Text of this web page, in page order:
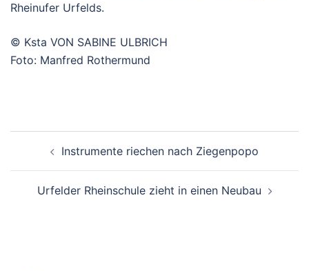
Rheinufer Urfelds.
© Ksta VON SABINE ULBRICH
Foto: Manfred Rothermund
Instrumente riechen nach Ziegenpopo
Urfelder Rheinschule zieht in einen Neubau